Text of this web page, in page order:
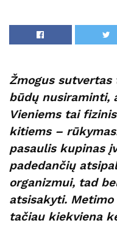
Žmogus
būdų nusiraminti,
Vieniems tai
kitiems –
pasaulis kupinas
padedančių
organizmui, tad
atsisakyti.
tačiau kiekviena